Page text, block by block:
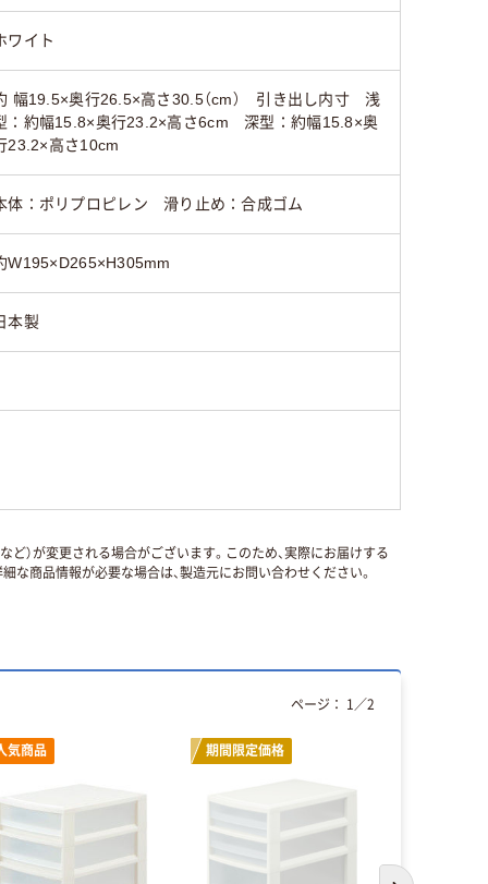
ワイト
幅19.5×奥行26.5×高さ30.5（cm） 引き出し内寸 浅
：約幅15.8×奥行23.2×高さ6cm 深型：約幅15.8×奥
23.2×高さ10cm
体：ポリプロピレン 滑り止め：合成ゴム
W195×D265×H305mm
本製
ど）が変更される場合がございます。このため、実際にお届けする
商品情報が必要な場合は、製造元にお問い合わせください。
気商品 期間限定価格
ページ： 1 ／2